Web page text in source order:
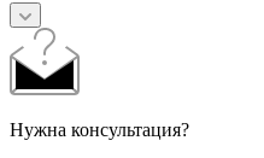
Нужна консультация?